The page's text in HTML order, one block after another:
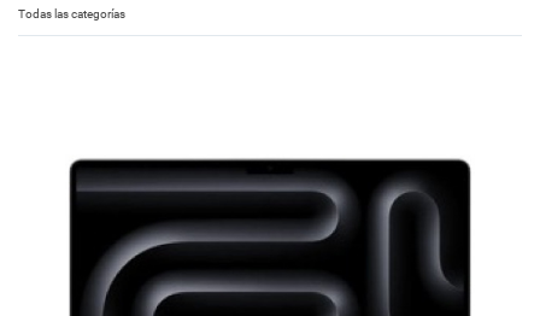
Todas las categorías